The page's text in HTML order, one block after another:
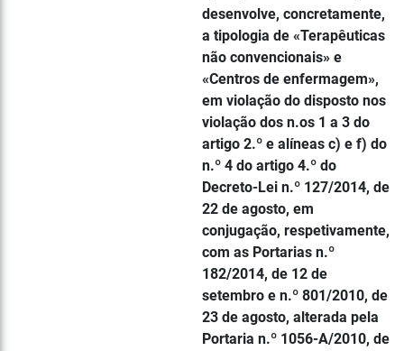
desenvolve, concretamente,
a tipologia de «Terapêuticas
não convencionais» e
«Centros de enfermagem»,
em violação do disposto nos
violação dos n.os 1 a 3 do
artigo 2.º e alíneas c) e f) do
n.º 4 do artigo 4.º do
Decreto-Lei n.º 127/2014, de
22 de agosto, em
conjugação, respetivamente,
com as Portarias n.º
182/2014, de 12 de
setembro e n.º 801/2010, de
23 de agosto, alterada pela
Portaria n.º 1056-A/2010, de